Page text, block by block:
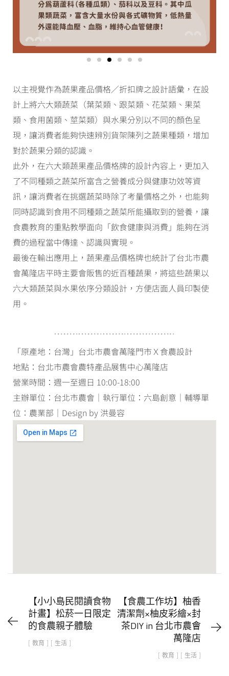
以主視覺作為蔬果產品價格／折扣牌之設計語彙，在設
計上將六大類蔬菜（葉菜類、跟菜類、花菜類、果菜
類、食用菌類、莖菜類）與水果分別以不同的顏色呈
現，讓消費者能夠快速辨別貨架陳列之蔬果種類，增加
對於蔬果分類的認識。
此外，在六大類蔬果產品價格牌的設計內容上，更加入
了不同種類之蔬菜所富含之營養成分與健康功效等資
訊，讓消費者在挑選蔬菜時除了考量價格之外，也能夠
同時認識到食用不同種類之蔬菜所能攝取到的營養，讓
食農教育的重點教學面向「飲食健康與消費」能夠在消
費的過程當中傳達、認識與實現。
最後在輸出應用上，蔬果產品價格牌也統計了台北市農
會萬隆店平時主要會販售的近百種蔬果，將這些蔬果以
六大類蔬菜與水果依序分類設計，方便店面人員印製使
用。
「原產地：台灣」台北市農會萬隆門市Ｘ食農設計
地點：台北市農會農特產品展售中心萬隆店
營業時間：週一至週日 10:00-18:00
主辦單位：台北市農會｜執行單位：六島創意｜輔導單
位：農業部｜Design by 洪曼容
【小小島民閱讀食物
計畫】松菸一日限定
的食農親子體驗
[ 教育 ] [ 生活 ]
【食農工作坊】柚香
清潔劑×柚皮彩繪×封
茶DIY in 台北市農會
萬隆店​
[ 教育 ] [ 生活 ]